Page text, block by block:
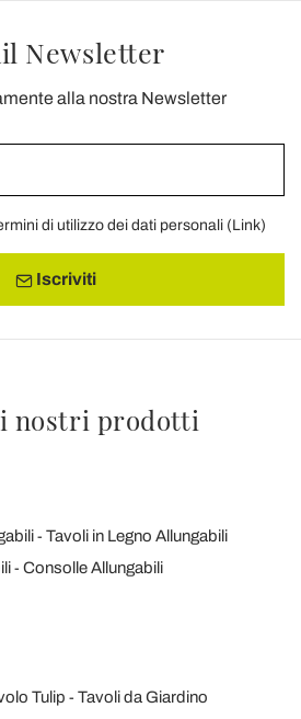
Newsletter
alla nostra Newsletter
di utilizzo dei dati personali (Link)
Iscriviti
nostri prodotti
Tavoli in Legno Allungabili
Consolle Allungabili
Tulip Tavoli da Giardino